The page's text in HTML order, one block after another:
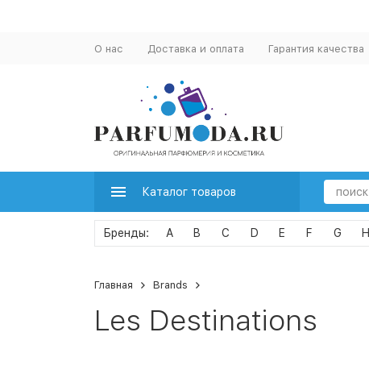
О нас Доставка и оплата Гарантия качества
Каталог товаров
A B C D E F G H
Главная Brands
Les Destinations